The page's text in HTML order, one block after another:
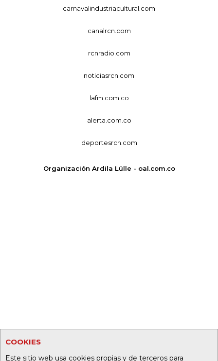
COOKIES
Este sitio web usa cookies propias y de terceros para
carnavalindustriacultural.com
canalrcn.com
rcnradio.com
noticiasrcn.com
lafm.com.co
alerta.com.co
deportesrcn.com
Organización Ardila Lülle - oal.com.co